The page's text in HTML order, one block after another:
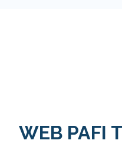
WEB PAFI